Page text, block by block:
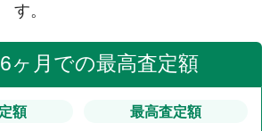
す。
ヶ月での最高査定額
額 最高査定額